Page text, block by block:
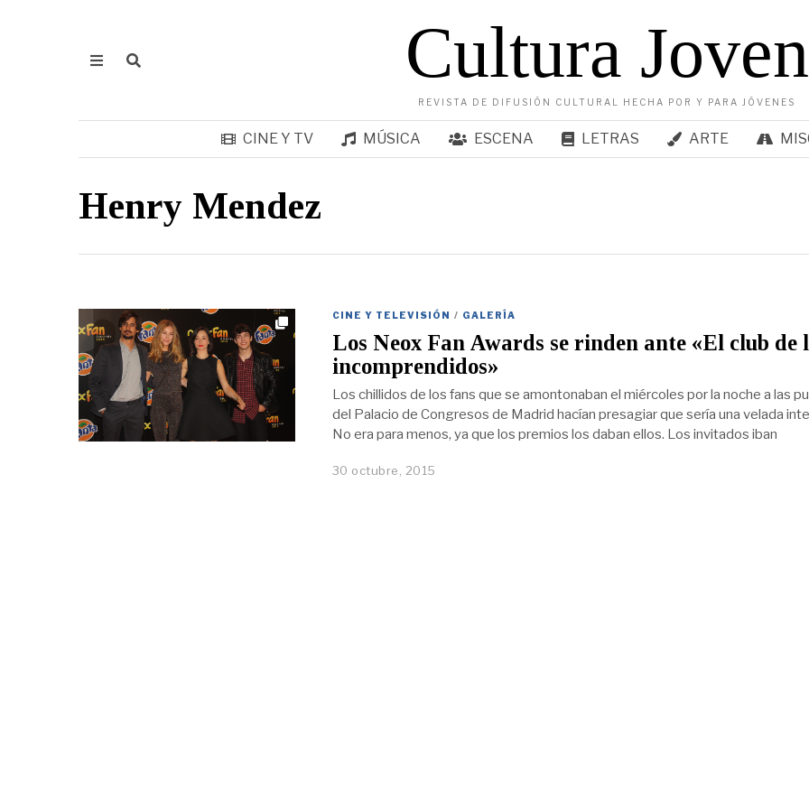
Cultura Joven
REVISTA DE DIFUSIÓN CULTURAL HECHA POR Y PARA JÓVENES
CINE Y TV MÚSICA ESCENA LETRAS ARTE
Henry Mendez
CINE Y TELEVISIÓN / GALERÍA
Los Neox Fan Awards se rinden ante «El club de
incomprendidos»
Los chillidos de los fans que se amontonaban el miércoles por la noche a las
del Palacio de Congresos de Madrid hacían presagiar que sería una velada
No era para menos, ya que los premios los daban ellos. Los invitados iban
30 octubre, 2015